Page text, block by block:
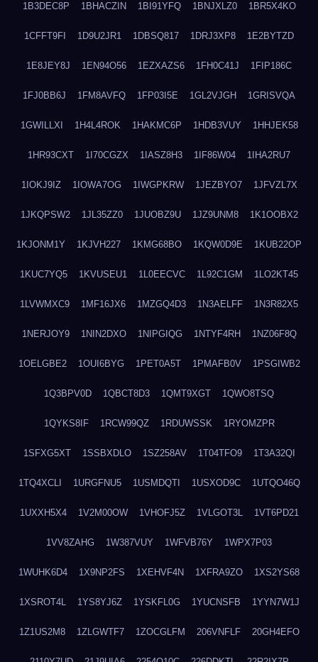
1B3DEC8P 1BHACZIN 1BI91YFQ 1BNJXLZ0 1BR5X4KO
1CFFT9FI 1D9U2JR1 1DBSQ817 1DRJ3XP8 1E2BYTZD
1E8JEY8J 1EN94O56 1EZXAZS6 1FH0C41J 1FIP186C
1FJ0BB6J 1FM8AVFQ 1FP03I5E 1GL2VJGH 1GRISVQA
1GWILLXI 1H4L4ROK 1HAKMC6P 1HDB3VUY 1HHJEK58
1HR93CXT 1I70CGZX 1IASZ8H3 1IF86W04 1IHA2RU7
1IOKJ9IZ 1IOWA7OG 1IWGPKRW 1JEZBYO7 1JFVZL7X
1JKQPSW2 1JL35ZZ0 1JUOBZ9U 1JZ9UNM8 1K1OOBX2
1KJONM1Y 1KJVH227 1KMG68BO 1KQW0D9E 1KUB22OP
1KUC7YQ5 1KVUSEU1 1L0EECVC 1L92C1GM 1LO2KT45
1LVWMXC9 1MF16JX6 1MZGQ4D3 1N3AELFF 1N3R82X5
1NERJOY9 1NIN2DXO 1NIPGIQG 1NTYF4RH 1NZ06F8Q
1OELGBE2 1OUI6BYG 1PET0A5T 1PMAFB0V 1PSGIWB2
1Q3BPV0D 1QBCT8D3 1QMT9XGT 1QWO8TSQ
1QYKS8IF 1RCW99QZ 1RDUWSSK 1RYOMZPR
1SFXG5XT 1SSBXDLO 1SZ258AV 1T04TFO9 1T3A32QI
1TQ4XCLI 1URGFNU5 1USMDQTI 1USXOD9C 1UTQO46Q
1UXXH5X4 1V2M00OW 1VHOFJ5Z 1VLGOT3L 1VT6PD21
1VV8ZAHG 1W387VUY 1WFVB76Y 1WPX7P03
1WUHK6D4 1X9NP2FS 1XEHVF4N 1XFRA9ZO 1XS2YS68
1XSROT4L 1YS8YJ6Z 1YSKFL0G 1YUCNSFB 1YYN7W1J
1Z1US2M8 1ZLGWTF7 1ZOCGLFM 206VNFLF 20GH4EFO